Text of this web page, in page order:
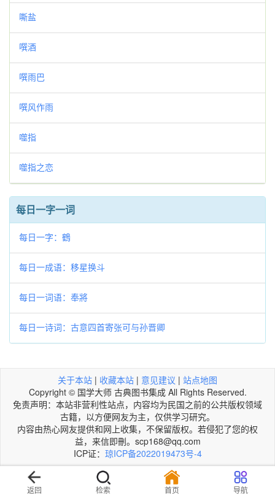
嘶盐
噀酒
噀雨巴
噀风作雨
噬指
噬指之恋
每日一字一词
每日一字：鶴
每日一成语：移星换斗
每日一词语：奉將
每日一诗词：古意四首寄张可与孙晋卿
关于本站 | 收藏本站 | 意见建议 | 站点地图
Copyright © 国学大师 古典图书集成 All Rights Reserved.
免责声明：本站非营利性站点，内容均为民国之前的公共版权领域
古籍，以方便网友为主，仅供学习研究。
内容由热心网友提供和网上收集，不保留版权。若侵犯了您的权
益，来信即刪。scp168@qq.com
ICP证： 琼ICP备2022019473号-4
返回 检索 首页 导航